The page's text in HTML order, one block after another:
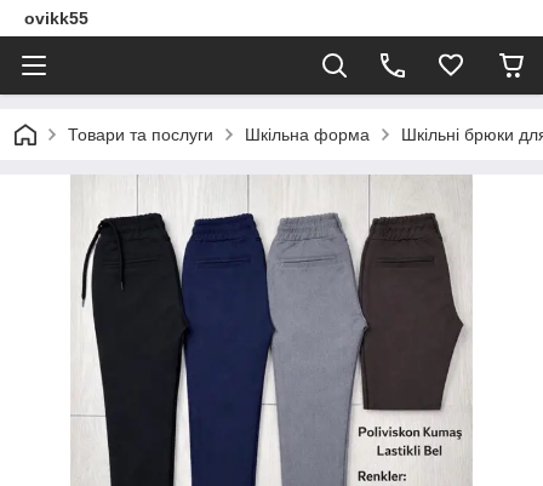
ovikk55
Товари та послуги Шкільна форма Шкільні брюки